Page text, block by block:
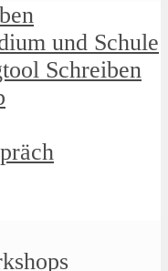
und Schule
Schreiben